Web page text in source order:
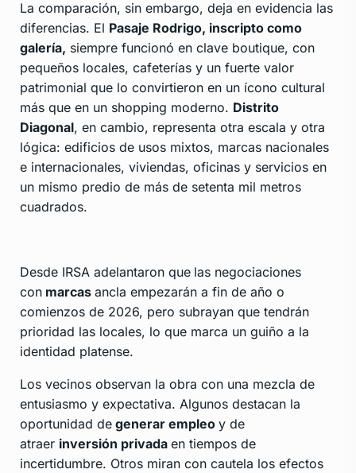
La comparación, sin embargo, deja en evidencia las
diferencias. El Pasaje Rodrigo, inscripto como
galería, siempre funcionó en clave boutique, con
pequeños locales, cafeterías y un fuerte valor
patrimonial que lo convirtieron en un ícono cultural
más que en un shopping moderno. Distrito
Diagonal, en cambio, representa otra escala y otra
lógica: edificios de usos mixtos, marcas nacionales
e internacionales, viviendas, oficinas y servicios en
un mismo predio de más de setenta mil metros
cuadrados.
Desde IRSA adelantaron que las negociaciones
con marcas ancla empezarán a fin de año o
comienzos de 2026, pero subrayan que tendrán
prioridad las locales, lo que marca un guiño a la
identidad platense.
Los vecinos observan la obra con una mezcla de
entusiasmo y expectativa. Algunos destacan la
oportunidad de generar empleo y de
atraer inversión privada en tiempos de
incertidumbre. Otros miran con cautela los efectos